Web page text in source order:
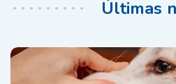
Últimas